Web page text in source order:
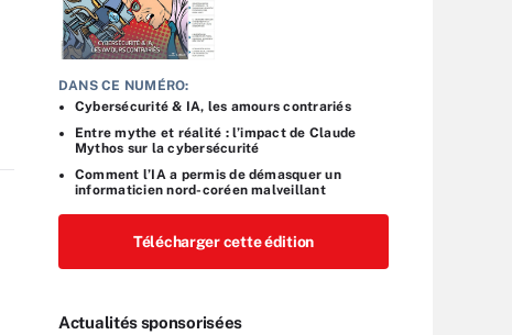
DANS CE NUMÉRO:
Cybersécurité & IA, les amours contrariés
Entre mythe et réalité : l’impact de Claude
Mythos sur la cybersécurité
Comment l’IA a permis de démasquer un
informaticien nord-coréen malveillant
Télécharger cette édition
Actualités sponsorisées